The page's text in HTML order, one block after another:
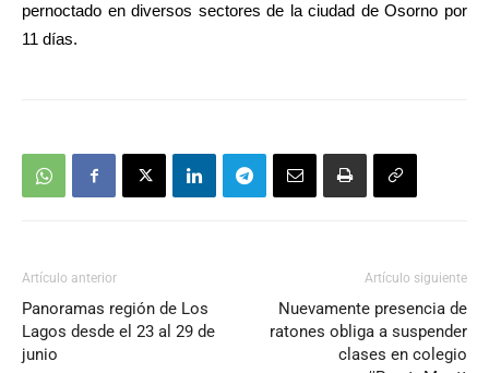
pernoctado en diversos sectores de la ciudad de Osorno por
11 días.
Artículo anterior
Panoramas región de Los
Lagos desde el 23 al 29 de
junio
Artículo siguiente
Nuevamente presencia de
ratones obliga a suspender
clases en colegio